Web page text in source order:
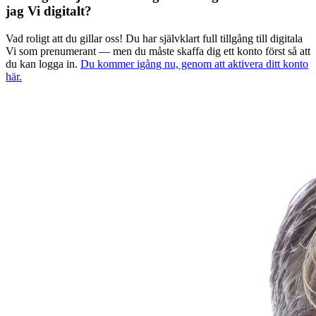
jag Vi digitalt?
Vad roligt att du gillar oss! Du har självklart full tillgång till digitala
Vi som prenumerant — men du måste skaffa dig ett konto först så att
du kan logga in. Du kommer igång nu, genom att aktivera ditt konto
här.